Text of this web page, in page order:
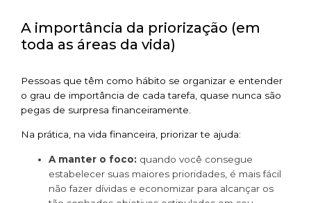
A importância da priorização (em
toda as áreas da vida)
Pessoas que têm como hábito se organizar e entender
o grau de importância de cada tarefa, quase nunca são
pegas de surpresa financeiramente.
Na prática, na vida financeira, priorizar te ajuda:
A manter o foco: quando você consegue
estabelecer suas maiores prioridades, é mais fácil
não fazer dívidas e economizar para alcançar os